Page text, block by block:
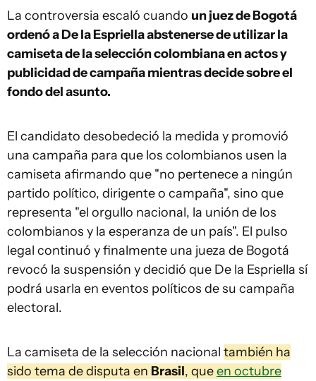
La controversia escaló cuando un juez de Bogotá
ordenó a De la Espriella abstenerse de utilizar la
camiseta de la selección colombiana en actos y
publicidad de campaña mientras decide sobre el
fondo del asunto.
El candidato desobedeció la medida y promovió
una campaña para que los colombianos usen la
camiseta afirmando que "no pertenece a ningún
partido político, dirigente o campaña", sino que
representa "el orgullo nacional, la unión de los
colombianos y la esperanza de un país". El pulso
legal continuó y finalmente una jueza de Bogotá
revocó la suspensión y decidió que De la Espriella sí
podrá usarla en eventos políticos de su campaña
electoral.
La camiseta de la selección nacional también ha
sido tema de disputa en Brasil, queen octubre